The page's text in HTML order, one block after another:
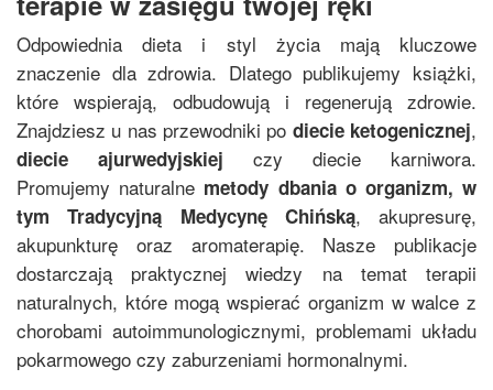
Odpowiednia dieta i styl życia mają kluczowe
znaczenie dla zdrowia. Dlatego publikujemy książki,
które wspierają, odbudowują i regenerują zdrowie.
Znajdziesz u nas przewodniki po diecie ketogenicznej,
diecie ajurwedyjskiej czy diecie karniwora.
Promujemy naturalne metody dbania o organizm, w
tymTradycyjną Medycynę Chińską, akupresurę,
akupunkturę oraz aromaterapię. Nasze publikacje
dostarczają praktycznej wiedzy na temat terapii
naturalnych, które mogą wspierać organizm w walce z
chorobami autoimmunologicznymi, problemami układu
pokarmowego czy zaburzeniami hormonalnymi.